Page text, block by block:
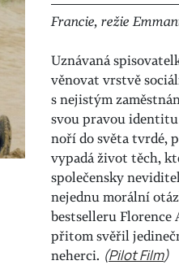
Francie, režie
Uznávaná
věnovat vrstvě
s nejistým
svou pravou identitu
noří do světa tvrdé,
vypadá život těch,
společensky
nejednu morální
bestselleru Florence
přitom svěřil
neherci. (Pilot Film)